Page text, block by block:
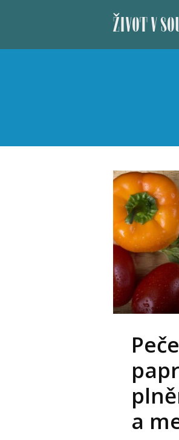
ŽIVOT V
a